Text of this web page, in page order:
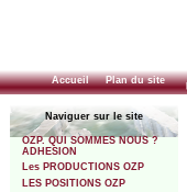
Accueil Plan du site
Naviguer sur le site
OZP. QUI SOMMES NOUS ?
ADHESION
Les PRODUCTIONS OZP
LES POSITIONS OZP